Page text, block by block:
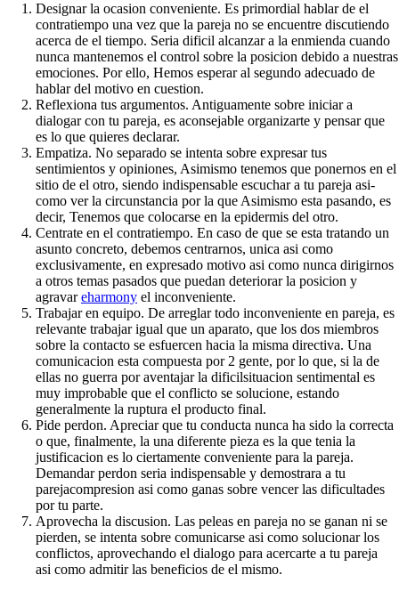
Designar la ocasion conveniente. Es primordial hablar de el
contratiempo una vez que la pareja no se encuentre discutiendo
acerca de el tiempo. Seri­a dificil alcanzar a la enmienda cuando
nunca mantenemos el control sobre la posicion debido a nuestras
emociones. Por ello, Hemos esperar al segundo adecuado de
hablar del motivo en cuestion.
Reflexiona tus argumentos. Antiguamente sobre iniciar a
dialogar con tu pareja, es aconsejable organizarte y pensar que
es lo que quieres declarar.
Empatiza. No separado se intenta sobre expresar tus
sentimientos y opiniones, Asimismo tenemos que ponernos en el
sitio de el otro, siendo indispensable escuchar a tu pareja asi­
como ver la circunstancia por la que Asimismo esta pasando, es
decir, Tenemos que colocarse en la epidermis del otro.
Centrate en el contratiempo. En caso de que se esta tratando un
asunto concreto, debemos centrarnos, unica asi­ como
exclusivamente, en expresado motivo asi­ como nunca dirigirnos
a otros temas pasados que puedan deteriorar la posicion y
agravareharmony el inconveniente.
Trabajar en equipo. De arreglar todo inconveniente en pareja, es
relevante trabajar igual que un aparato, que los dos miembros
sobre la contacto se esfuercen hacia la misma directiva. Una
comunicacion esta compuesta por 2 gente, por lo que, si la de
ellas no guerra por aventajar la dificilsituacion sentimental es
muy improbable que el conflicto se solucione, estando
generalmente la ruptura el producto final.
Pide perdon. Apreciar que tu conducta nunca ha sido la correcta
o que, finalmente, la una diferente pieza es la que tenia la
justificacion es lo ciertamente conveniente para la pareja.
Demandar perdon seri­a indispensable y demostrara a tu
parejacompresion asi­ como ganas sobre vencer las dificultades
por tu parte.
Aprovecha la discusion. Las peleas en pareja no se ganan ni se
pierden, se intenta sobre comunicarse asi­ como solucionar los
conflictos, aprovechando el dialogo para acercarte a tu pareja
asi­ como admitir las beneficios de el mismo.